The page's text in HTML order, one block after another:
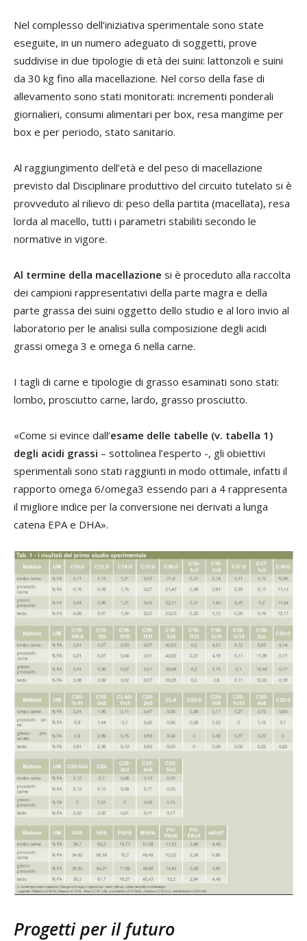
Nel complesso dell’iniziativa sperimentale sono state
eseguite, in un numero adeguato di soggetti, prove
suddivise in due tipologie di età dei suini: lattonzoli e suini
da 30 kg fino alla macellazione. Nel corso della fase di
allevamento sono stati monitorati: incrementi ponderali
giornalieri, consumi alimentari per box, resa mangime per
box e per periodo, stato sanitario.
Al raggiungimento dell’età e del peso di macellazione
previsto dal Disciplinare produttivo del circuito tutelato si è
provveduto al rilievo di: peso della partita (macellata), resa
lorda al macello, tutti i parametri stabiliti secondo le
normative in vigore.
Al termine della macellazione si è proceduto alla raccolta
dei campioni rappresentativi della parte magra e della
parte grassa dei suini oggetto dello studio e al loro invio al
laboratorio per le analisi sulla composizione degli acidi
grassi omega 3 e omega 6 nella carne.
I tagli di carne e tipologie di grasso esaminati sono stati:
lombo, prosciutto carne, lardo, grasso prosciutto.
«Come si evince dall’esame delle tabelle (v. tabella 1)
degli acidi grassi – sottolinea l’esperto -, gli obiettivi
sperimentali sono stati raggiunti in modo ottimale, infatti il
rapporto omega 6/omega3 essendo pari a 4 rappresenta
il migliore indice per la conversione nei derivati a lunga
catena EPA e DHA».
Progetti per il futuro